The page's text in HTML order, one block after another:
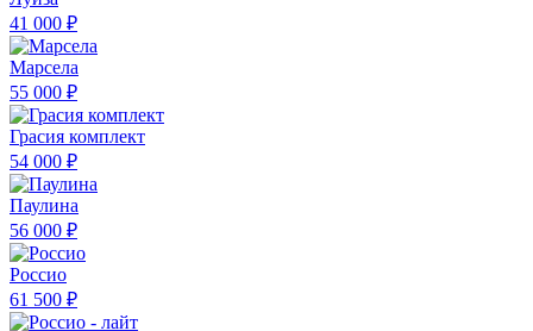
41 000 ₽
Марсела
55 000 ₽
Грасия комплект
54 000 ₽
Паулина
56 000 ₽
Россио
61 500 ₽